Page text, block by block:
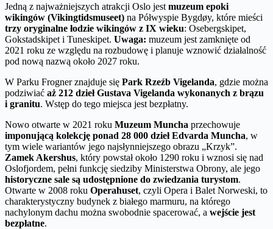
Jedną z najważniejszych atrakcji Oslo jest muzeum epoki
wikingów (Vikingtidsmuseet) na Półwyspie Bygdøy, które mieści
trzy oryginalne łodzie wikingów z IX wieku: Osebergskipet,
Gokstadskipet i Tuneskipet. Uwaga: muzeum jest zamknięte od
2021 roku ze względu na rozbudowę i planuje wznowić działalność
pod nową nazwą około 2027 roku.
W Parku Frogner znajduje się Park Rzeźb Vigelanda, gdzie można
podziwiać aż 212 dzieł Gustava Vigelanda wykonanych z brązu
i granitu. Wstęp do tego miejsca jest bezpłatny.
Nowo otwarte w 2021 roku Muzeum Muncha przechowuje
imponującą kolekcję ponad 28 000 dzieł Edvarda Muncha, w
tym wiele wariantów jego najsłynniejszego obrazu „Krzyk”.
Zamek Akershus, który powstał około 1290 roku i wznosi się nad
Oslofjordem, pełni funkcję siedziby Ministerstwa Obrony, ale jego
historyczne sale są udostępnione do zwiedzania turystom.
Otwarte w 2008 roku Operahuset, czyli Opera i Balet Norweski, to
charakterystyczny budynek z białego marmuru, na którego
nachylonym dachu można swobodnie spacerować, a wejście jest
bezpłatne.